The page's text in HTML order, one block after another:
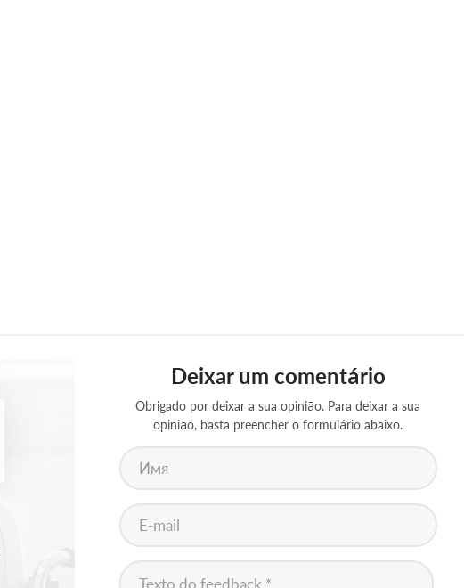
Deixar um comentário
Obrigado por deixar a sua opinião. Para deixar a sua
opinião, basta preencher o formulário abaixo.